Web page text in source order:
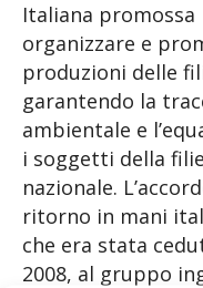
Italiana
organizzare e
produzioni delle
garantendo la
ambientale e
i soggetti della
nazionale.
ritorno in mani
che era stata
2008, al gruppo